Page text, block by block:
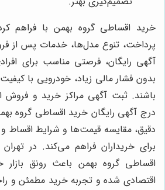
خرید اقساطی گروه بهمن با فراهم
پرداخت، تنوع مدل‌ها، خدمات پس از
آگهی رایگان، فرصتی مناسب برای
بدون فشار مالی زیاد، خودرویی با
باشند. ثبت آگهی مراکز خرید و فروش
درج آگهی رایگان خرید اقساطی گروه
دقیق، مقایسه قیمت‌ها و شرایط اقساط و
برای خریداران فراهم می‌کند. در
اقساطی گروه بهمن باعث رونق بازار
اقتصادی شده و تجربه خرید مطمئن و